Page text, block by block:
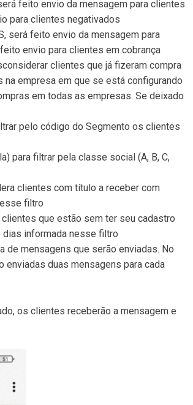
feito envio da mensagem para clientes
para clientes negativados
será feito envio da mensagem para
envio para clientes em cobrança
clientes que já fizeram compra
empresa em que se está configurando
em todas as empresas. Se deixado
pelo código do Segmento os clientes
para filtrar pela classe social (A, B, C,
clientes com título a receber com
filtro
que estão sem ter seu cadastro
dias informada nesse filtro
de mensagens que serão enviadas. No
duas mensagens para cada
os clientes receberão a mensagem e